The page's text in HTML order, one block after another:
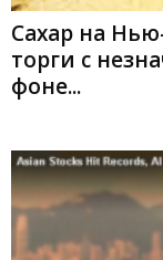
Сахар на
торги с
фоне...